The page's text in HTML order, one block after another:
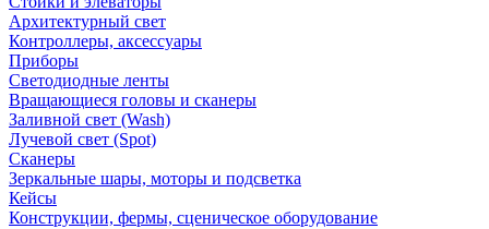
Архитектурный свет
Контроллеры, аксессуары
Приборы
Светодиодные ленты
Вращающиеся головы и сканеры
Заливной свет (Wash)
Лучевой свет (Spot)
Сканеры
Зеркальные шары, моторы и подсветка
Кейсы
Конструкции, фермы, сценическое оборудование